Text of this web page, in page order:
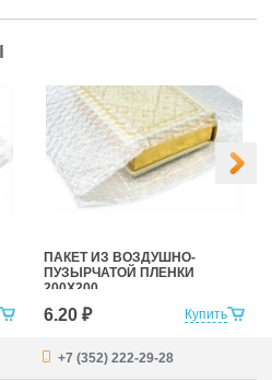
Купить
ПАКЕТ ИЗ ВОЗДУШНО-
ПУЗЫРЧАТОЙ ПЛЕНКИ
200Х200
6.20 ₽
+7 (352) 222-29-28